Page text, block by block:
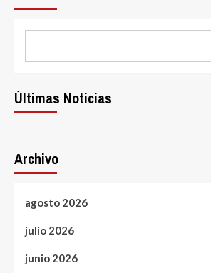
Últimas Noticias
Archivo
agosto 2026
julio 2026
junio 2026